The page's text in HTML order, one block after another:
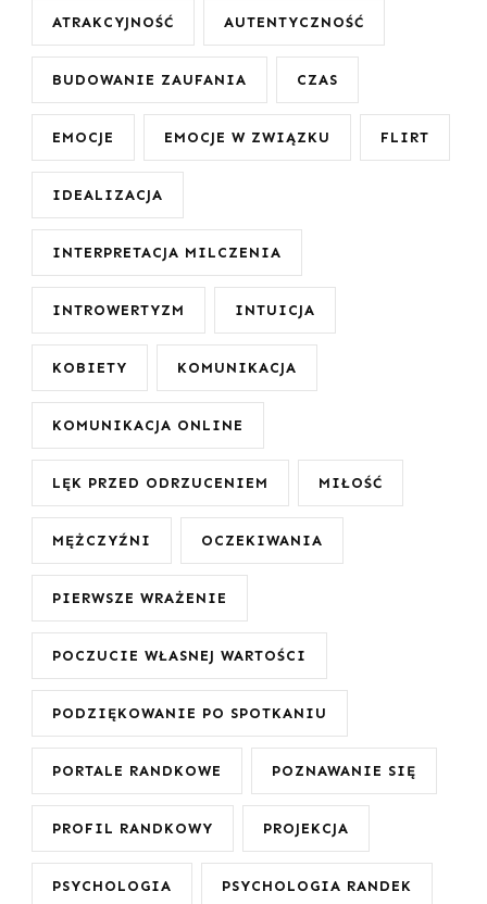
ATRAKCYJNOŚĆ AUTENTYCZNOŚĆ
BUDOWANIE ZAUFANIA CZAS
EMOCJE EMOCJE W ZWIĄZKU FLIRT
IDEALIZACJA
INTERPRETACJA MILCZENIA
INTROWERTYZM INTUICJA
KOBIETY KOMUNIKACJA
KOMUNIKACJA ONLINE
LĘK PRZED ODRZUCENIEM MIŁOŚĆ
MĘŻCZYŹNI OCZEKIWANIA
PIERWSZE WRAŻENIE
POCZUCIE WŁASNEJ WARTOŚCI
PODZIĘKOWANIE PO SPOTKANIU
PORTALE RANDKOWE POZNAWANIE SIĘ
PROFIL RANDKOWY PROJEKCJA
PSYCHOLOGIA PSYCHOLOGIA RANDEK